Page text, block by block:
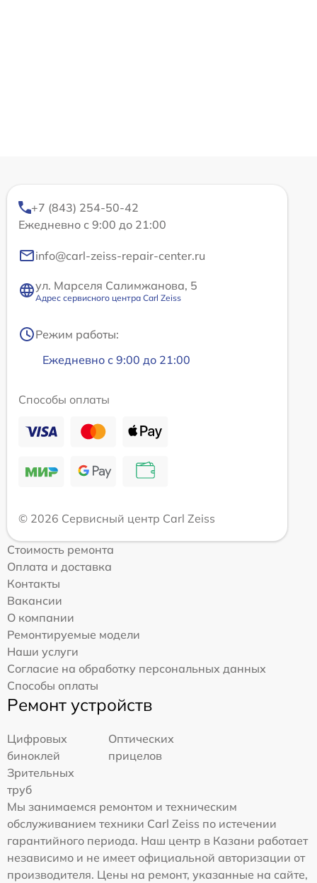
+7 (843) 254-50-42
Ежедневно с 9:00 до 21:00
info@carl-zeiss-repair-center.ru
ул. Марселя Салимжанова, 5
Адрес сервисного центра Carl Zeiss
Режим работы:
Ежедневно с 9:00 до 21:00
Способы оплаты
© 2026 Сервисный центр Carl Zeiss
Стоимость ремонта
Оплата и доставка
Контакты
Вакансии
О компании
Ремонтируемые модели
Наши услуги
Согласие на обработку персональных данных
Способы оплаты
Ремонт устройств
Цифровых
биноклей
Оптических
прицелов
Зрительных
труб
Мы занимаемся ремонтом и техническим
обслуживанием техники Carl Zeiss по истечении
гарантийного периода. Наш центр в Казани работает
независимо и не имеет официальной авторизации от
производителя. Цены на ремонт, указанные на сайте,